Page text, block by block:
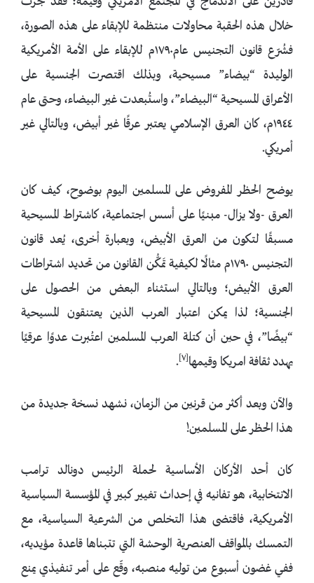
خلال هذه الحقبة محاولات منتظمة للإبقاء على هذه الصورة،
فشُرّع قانون التجنيس عام١٧٩٠م للإبقاء على الأمة الأمريكية
الوليدة “بيضاء” مسيحية، وبذلك اقتصرت الجنسية على
الأعراق المسيحية “البيضاء”، واستُبعدت غير البيضاء، وحتى عام
١٩٤٤م، كان العرق الإسلامي يعتبر عرقًا غير أبيض، وبالتالي غير
أمريكي.
يوضح الحظر المفروض على المسلمين اليوم بوضوح، كيف كان
العرق -ولا يزال- مبنيًا على أسس اجتماعية، كاشتراط المسيحية
مسبقًا لتكون من العرق الأبيض، وبعبارة أخرى، يُعد قانون
التجنيس ١٧٩٠م مثالًا لكيفية تَمكُّن القانون من تحديد اشتراطات
العرق الأبيض؛ وبالتالي استثناء البعض من الحصول على
الجنسية؛ لذا يمكن اعتبار العرب الذين يعتنقون المسيحية
“بيضًا”، في حين أن كتلة العرب المسلمين اعتُبرت عدوًا عرقيًا
يهدد ثقافة امريكا وقيمها[٧] .
والآن وبعد أكثر من قرنين من الزمان، نشهد نسخة جديدة من
هذا الحظر على المسلمين!
كان أحد الأركان الأساسية لحملة الرئيس دونالد ترامب
الانتخابية، هو تفانيه في إحداث تغيير كبير في المؤسسة السياسية
الأمريكية، فاقتضى هذا التخلص من الشرعية السياسية، مع
التمسك بالمواقف العنصرية الوحشة التي تتبناها قاعدة مؤيديه،
ففي غضون أسبوع من توليه منصبه، وقّع على أمر تنفيذي يمنع